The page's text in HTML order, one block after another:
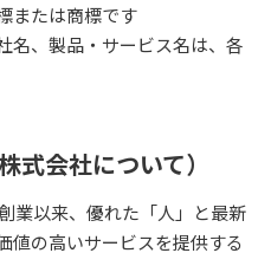
または商標です
名、製品・サービス名は、各
式会社について）
業以来、優れた「人」と最新
値の高いサービスを提供する